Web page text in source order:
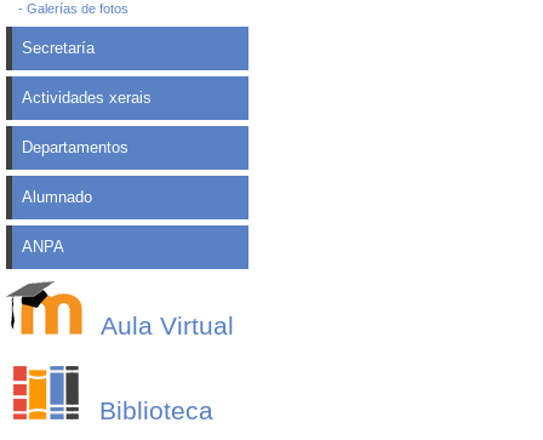
- Galerías de fotos
Secretaría
Actividades xerais
Departamentos
Alumnado
ANPA
Aula Virtual
Biblioteca